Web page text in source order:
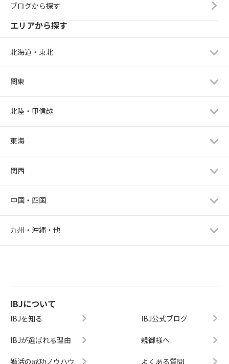
ブログから探す
エリアから探す
北海道・東北
関東
北陸・甲信越
東海
関西
中国・四国
九州・沖縄・他
IBJについて
IBJを知る
IBJが選ばれる理由
婚活の成功ノウハウ
IBJ公式ブログ
親御様へ
よくある質問